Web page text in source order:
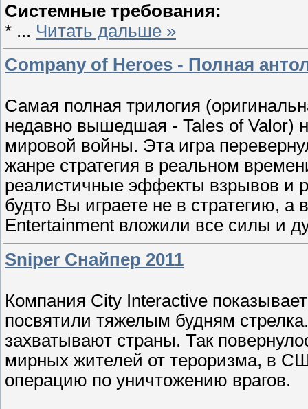
Системные требования:
* ... Читать дальше »
Company of Heroes - Полная
Самая полная трилогия
недавно вышедшая - Tales of Valor)
мировой войны. Эта игра
жанре стратегия в реальном
реалистичные эффекты взрывов и
будто Вы играете не в стратегию,
Entertainment вложили все силы и
Sniper Снайпер 2011
Компания City Interactive
посвятили тяжелым будням
захватывают страны. Так
мирных жителей от тероризма, в
операцию по уничтожению врагов.